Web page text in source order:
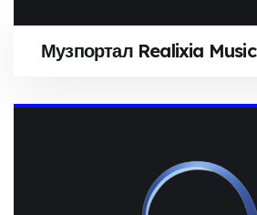
Музпортал Realixia Music